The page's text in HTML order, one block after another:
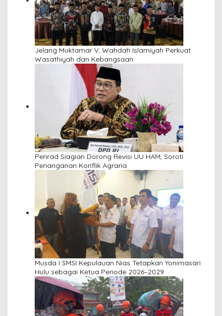
Jelang Muktamar V, Wahdah Islamiyah Perkuat
Wasathiyah dan Kebangsaan
Penrad Siagian Dorong Revisi UU HAM, Soroti
Penanganan Konflik Agraria
Musda I SMSI Kepulauan Nias Tetapkan Yonimasari
Hulu sebagai Ketua Periode 2026–2029